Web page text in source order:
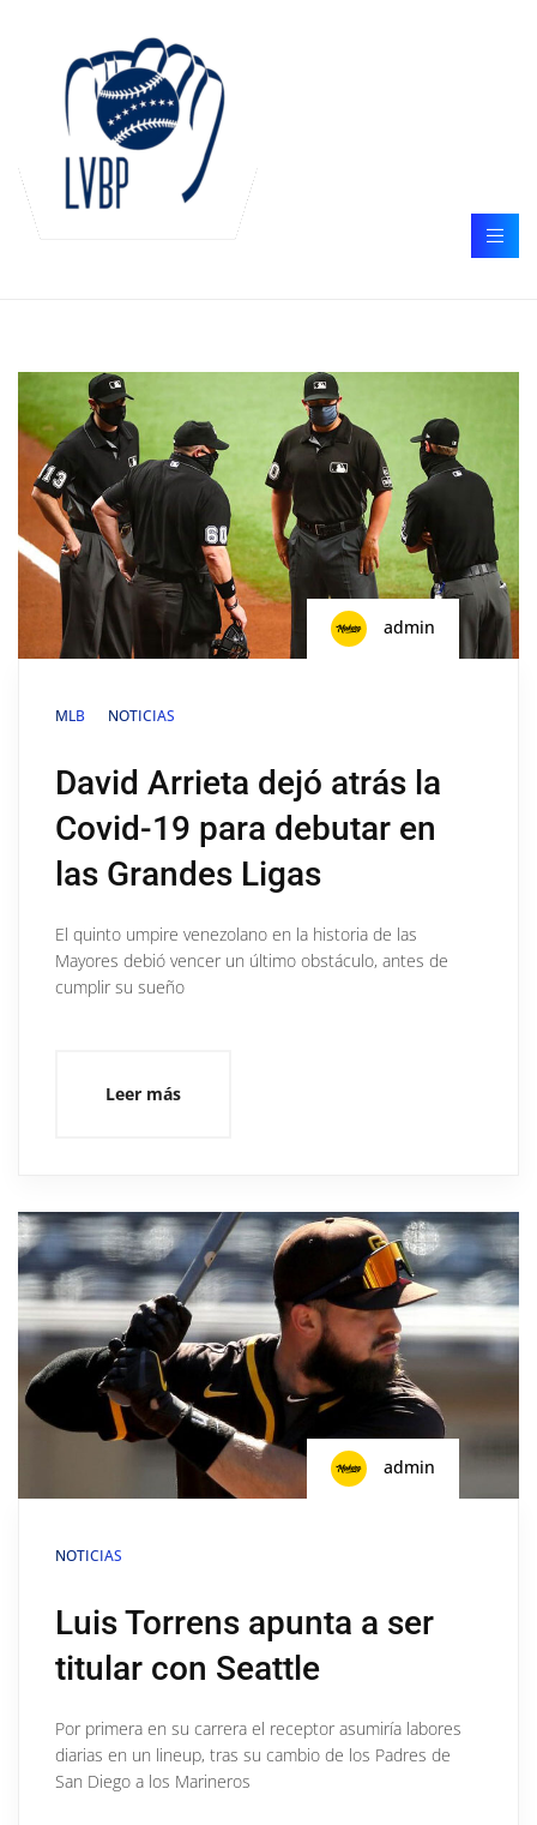
admin
MLB NOTICIAS
David Arrieta dejó atrás la
Covid-19 para debutar en
las Grandes Ligas
El quinto umpire venezolano en la historia de las
Mayores debió vencer un último obstáculo, antes de
cumplir su sueño
Leer más
admin
NOTICIAS
Luis Torrens apunta a ser
titular con Seattle
Por primera en su carrera el receptor asumiría labores
diarias en un lineup, tras su cambio de los Padres de
San Diego a los Marineros